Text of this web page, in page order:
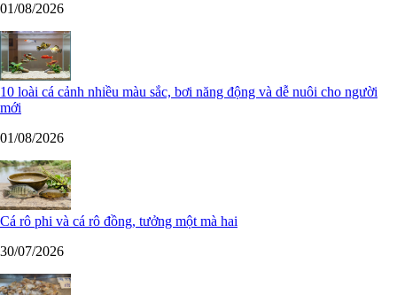
01/08/2026
10 loài cá cảnh nhiều màu sắc, bơi năng động và dễ nuôi cho người
mới
01/08/2026
Cá rô phi và cá rô đồng, tưởng một mà hai
30/07/2026